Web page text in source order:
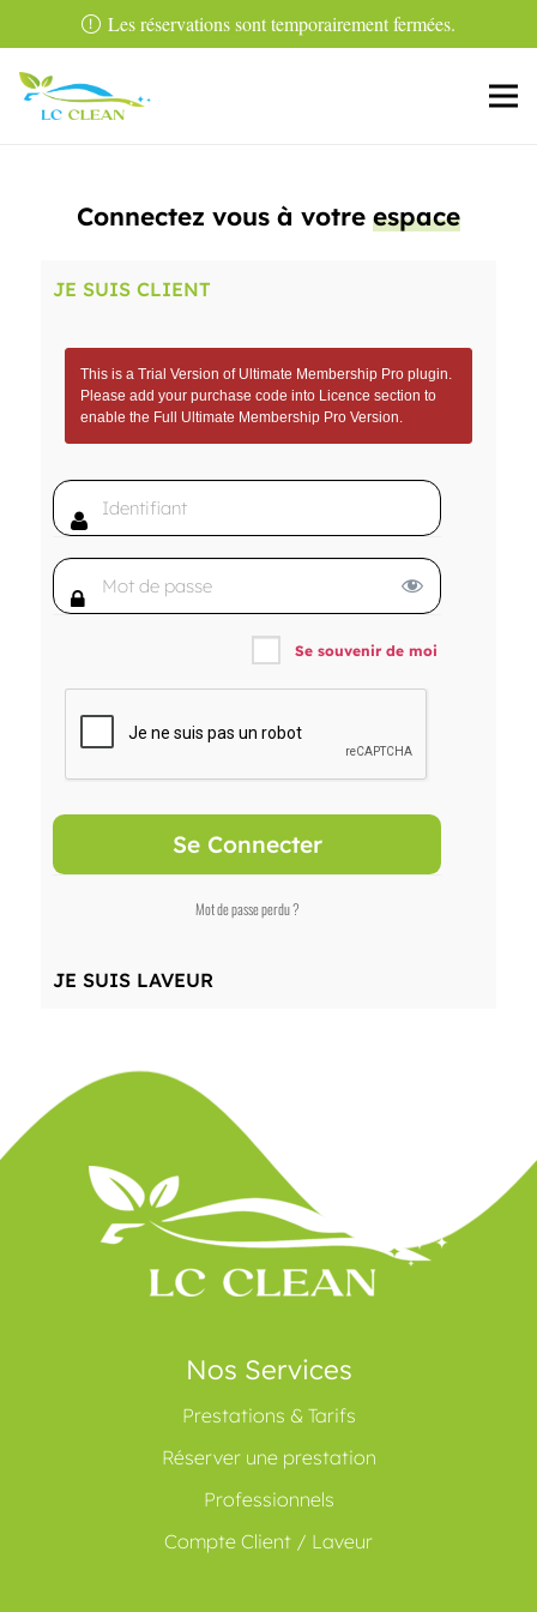
Les réservations sont temporairement fermées.
Connectez vous à votre espace
JE SUIS CLIENT
This is a Trial Version of Ultimate Membership Pro plugin.
Please add your purchase code into Licence section to
enable the Full Ultimate Membership Pro Version.
Se souvenir de moi
Mot de passe perdu ?
JE SUIS LAVEUR
Nos Services
Prestations & Tarifs
Réserver une prestation
Professionnels
Compte Client / Laveur